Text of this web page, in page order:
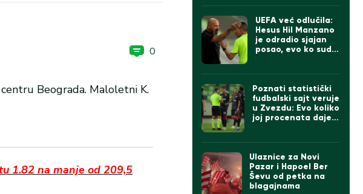
0
Beograda. Maloletni K.
1.82 na manje od 209,5
UEFA već odlučila:
Hesus Hil Manzano
je odradio sjajan
posao, evo ko sudi
Poznati statistički
fudbalski sajt veruje
u Zvezdu: Evo koliko
joj procenata daje
Ulaznice za Novi
Pazar i Hapoel Ber
Ševu od petka na
blagajnama